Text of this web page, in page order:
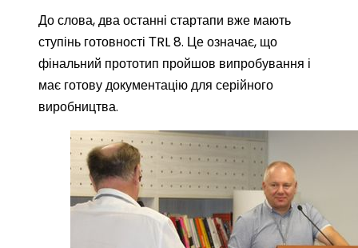
До слова, два останні стартапи вже мають
ступінь готовності ТRL 8. Це означає, що
фінальний прототип пройшов випробування і
має готову документацію для серійного
виробництва.